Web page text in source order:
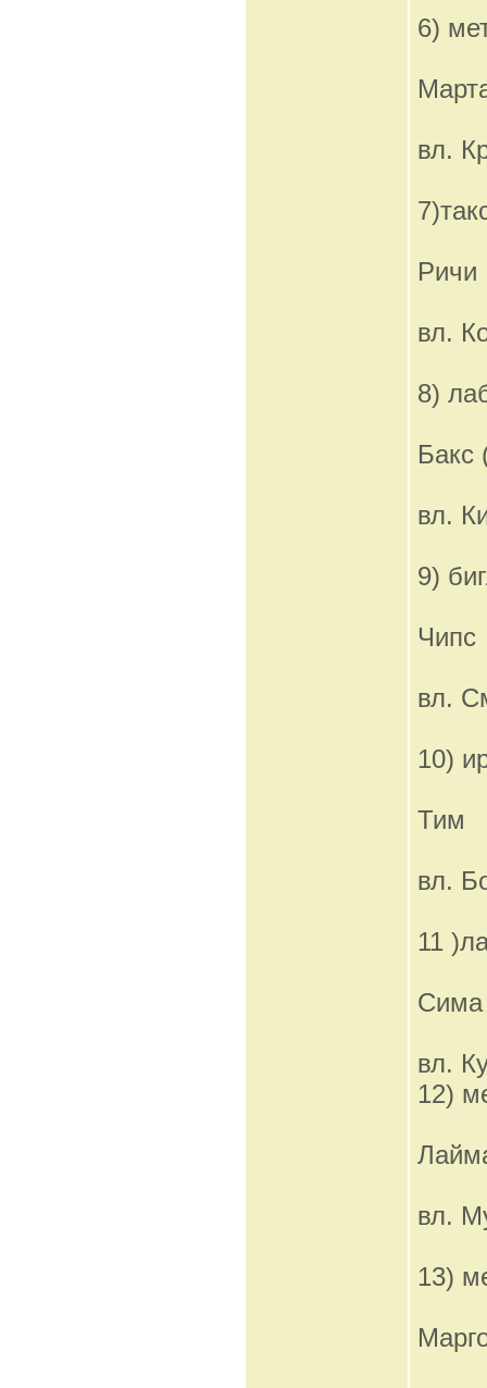
6)
вл.
Ричи
вл.
8)
Бакс
вл.
9)
Чипс
вл.
10)
Тим
вл.
11
Сима
вл.
12)
вл.
13)